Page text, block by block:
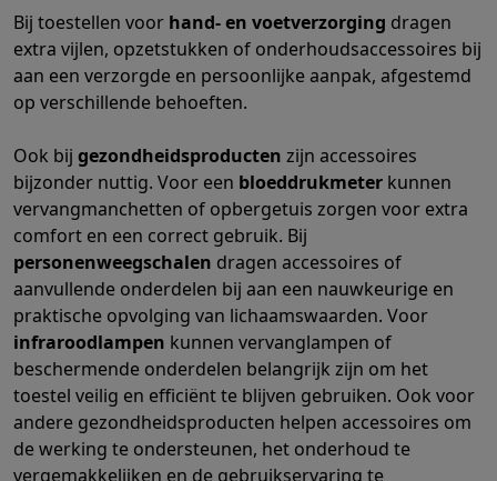
Refurbished smartphones Refurbished tablets Refurbished
Huishouden
Wasmachines met ecochequesDroogkasten met ecocheques
Kleine keukentoestellen
Grote keukentoestellen
Vaatwassers met ecochequesKoelkasten met ecocheques
Airco
Airco's met ecocheques
TV & audio
TV met ecochequesBluetooth speakers met ecocheques
Multimedia & telefonie
Smartphones met ecochequesTablets met ecocheques
Transport
Elektrische steps met ecocheques
Eco initiatieven
ImpactEnergie besparenRecycleer je oud elektro
Info & acties
Bij toestellen voor hand- en voetverzorging dragen
extra vijlen, opzetstukken of onderhoudsaccessoires bij
aan een verzorgde en persoonlijke aanpak, afgestemd
op verschillende behoeften.
Ook bij gezondheidsproducten zijn accessoires
bijzonder nuttig. Voor een bloeddrukmeter kunnen
vervangmanchetten of opbergetuis zorgen voor extra
comfort en een correct gebruik. Bij
personenweegschalen dragen accessoires of
aanvullende onderdelen bij aan een nauwkeurige en
praktische opvolging van lichaamswaarden. Voor
infraroodlampen kunnen vervanglampen of
beschermende onderdelen belangrijk zijn om het
toestel veilig en efficiënt te blijven gebruiken. Ook voor
andere gezondheidsproducten helpen accessoires om
de werking te ondersteunen, het onderhoud te
vergemakkelijken en de gebruikservaring te